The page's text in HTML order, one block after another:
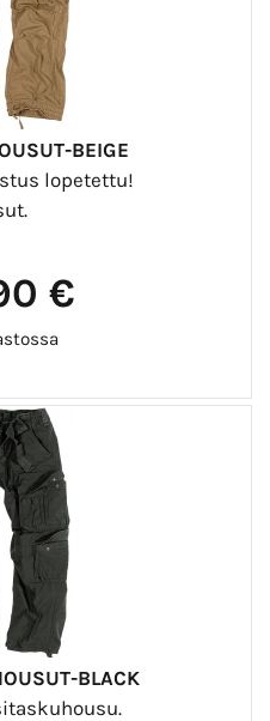
BEIGE
lopetettu!
€
BLACK